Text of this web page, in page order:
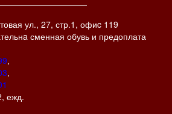
ул., 27, стр.1, офиc 119
сменная обувь и предоплата
,
,
ежд.